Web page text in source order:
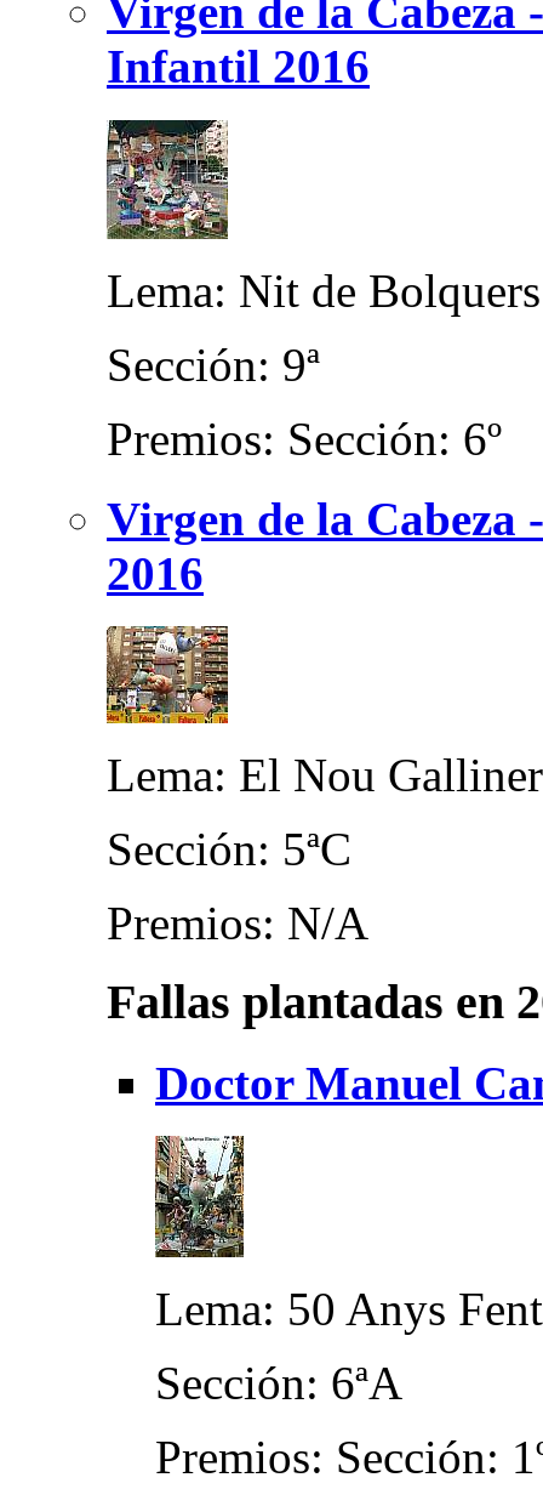
Virgen de la
Infantil 2016
Lema: Nit de Bolquers
Sección: 9ª
Premios: Sección: 6º
Virgen de la
2016
Lema: El Nou Galliner
Sección: 5ªC
Premios: N/A
Fallas plantadas en
Doctor Manuel
Lema: 50 Anys
Sección: 6ªA
Premios: Sección: